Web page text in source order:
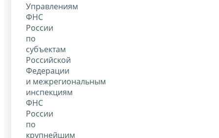
Управлениям
ФНС
России
по
субъектам
Российской
Федерации
и межрегиональным
инспекциям
ФНС
России
по
крупнейшим